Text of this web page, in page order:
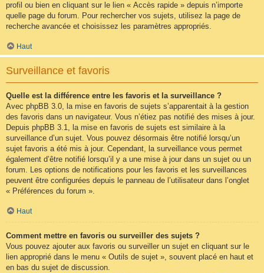
profil ou bien en cliquant sur le lien « Accès rapide » depuis n’importe
quelle page du forum. Pour rechercher vos sujets, utilisez la page de
recherche avancée et choisissez les paramètres appropriés.
Haut
Surveillance et favoris
Quelle est la différence entre les favoris et la surveillance ?
Avec phpBB 3.0, la mise en favoris de sujets s’apparentait à la gestion
des favoris dans un navigateur. Vous n’étiez pas notifié des mises à jour.
Depuis phpBB 3.1, la mise en favoris de sujets est similaire à la
surveillance d’un sujet. Vous pouvez désormais être notifié lorsqu’un
sujet favoris a été mis à jour. Cependant, la surveillance vous permet
également d’être notifié lorsqu’il y a une mise à jour dans un sujet ou un
forum. Les options de notifications pour les favoris et les surveillances
peuvent être configurées depuis le panneau de l’utilisateur dans l’onglet
« Préférences du forum ».
Haut
Comment mettre en favoris ou surveiller des sujets ?
Vous pouvez ajouter aux favoris ou surveiller un sujet en cliquant sur le
lien approprié dans le menu « Outils de sujet », souvent placé en haut et
en bas du sujet de discussion.